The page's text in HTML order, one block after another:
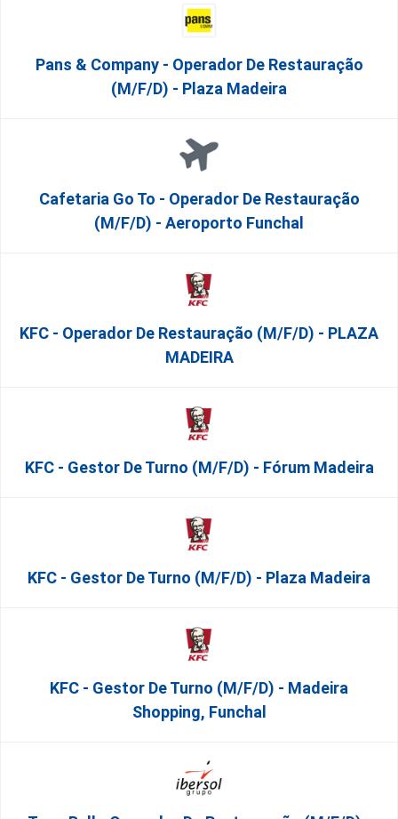
Pans & Company - Operador De Restauração
(m/f/d) - Plaza Madeira
Cafetaria Go To - Operador De Restauração
(m/f/d) - Aeroporto Funchal
KFC - Operador De Restauração (m/f/d) - PLAZA
MADEIRA
KFC - Gestor De Turno (m/f/d) - Fórum Madeira
KFC - Gestor De Turno (m/f/d) - Plaza Madeira
KFC - Gestor De Turno (m/f/d) - Madeira
Shopping, Funchal